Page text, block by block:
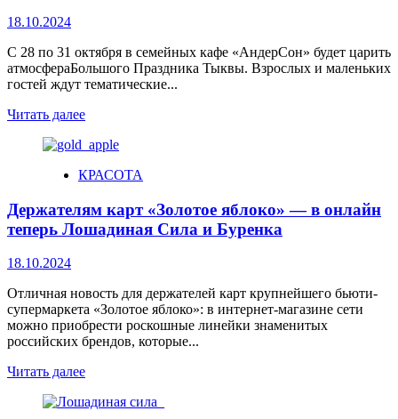
18.10.2024
С 28 по 31 октября в семейных кафе «АндерСон» будет царить
атмосфераБольшого Праздника Тыквы. Взрослых и маленьких
гостей ждут тематические...
Читать далее
КРАСОТА
Держателям карт «Золотое яблоко» — в онлайн
теперь Лошадиная Сила и Буренка
18.10.2024
Отличная новость для держателей карт крупнейшего бьюти-
супермаркета «Золотое яблоко»: в интернет-магазине сети
можно приобрести роскошные линейки знаменитых
российских брендов, которые...
Читать далее